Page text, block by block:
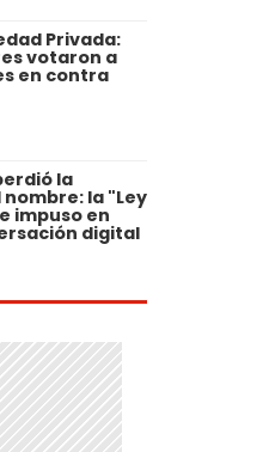
Privada:
votaron a
en contra
la
la "Ley
impuso en
digital